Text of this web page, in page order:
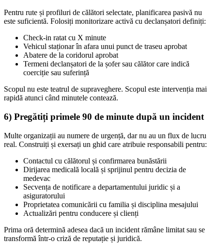
Pentru rute și profiluri de călători selectate, planificarea pasivă nu
este suficientă. Folosiți monitorizare activă cu declanșatori definiți:
Check-in ratat cu X minute
Vehicul staționar în afara unui punct de traseu aprobat
Abatere de la coridorul aprobat
Termeni declanșatori de la șofer sau călător care indică
coerciție sau suferință
Scopul nu este teatrul de supraveghere. Scopul este intervenția mai
rapidă atunci când minutele contează.
6) Pregătiți primele 90 de minute după un incident
Multe organizații au numere de urgență, dar nu au un flux de lucru
real. Construiți și exersați un ghid care atribuie responsabili pentru:
Contactul cu călătorul și confirmarea bunăstării
Dirijarea medicală locală și sprijinul pentru decizia de
medevac
Secvența de notificare a departamentului juridic și a
asiguratorului
Proprietatea comunicării cu familia și disciplina mesajului
Actualizări pentru conducere și clienți
Prima oră determină adesea dacă un incident rămâne limitat sau se
transformă într-o criză de reputație și juridică.